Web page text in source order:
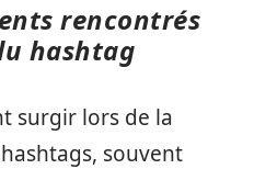
rencontrés
hashtag
surgir lors de la
souvent